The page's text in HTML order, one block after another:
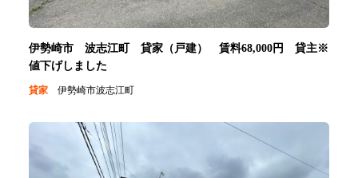
伊勢崎市 波志江町 貸家（戸建） 賃料68,000円 貸主※
値下げしました
貸家 伊勢崎市波志江町